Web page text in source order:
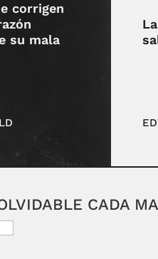
corrigen
su mala
CADA